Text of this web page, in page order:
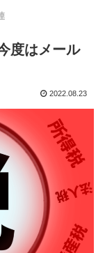
度はメール
2022.08.23